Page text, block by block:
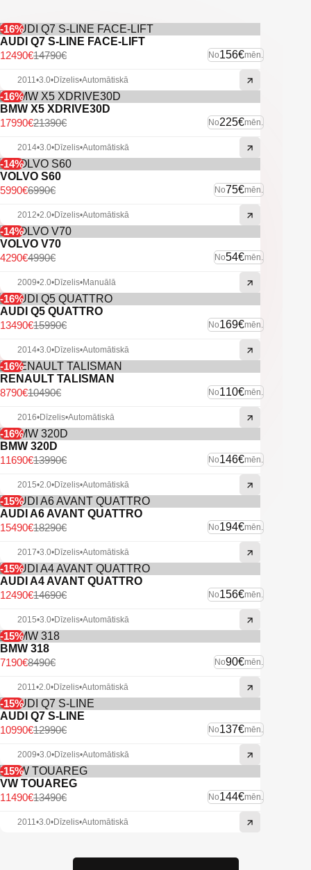
-Navigācija.
-Bluetooth savienojamība.
-Aizm. parkošanās sensori.
-Automātiskās tuvās gaismas.
-Miglas lukturi.
-Vieglmetāla diski.
-Sakabes āķis.
-U.C. ekstras.
-16%
AUDI Q7 S-LINE FACE-LIFT
No156€mēn.
14790€
12490€
2011•3.0•Dīzelis•Automātiskā
-16%
BMW X5 XDRIVE30D
No225€mēn.
21390€
17990€
2014•3.0•Dīzelis•Automātiskā
-14%
VOLVO S60
No75€mēn.
6990€
5990€
2012•2.0•Dīzelis•Automātiskā
-14%
VOLVO V70
No54€mēn.
4990€
4290€
2009•2.0•Dīzelis•Manuālā
-16%
AUDI Q5 QUATTRO
No169€mēn.
15990€
13490€
2014•3.0•Dīzelis•Automātiskā
-16%
RENAULT TALISMAN
No110€mēn.
10490€
8790€
2016•Dīzelis•Automātiskā
-16%
BMW 320D
No146€mēn.
13990€
11690€
2015•2.0•Dīzelis•Automātiskā
-15%
AUDI A6 AVANT QUATTRO
No194€mēn.
18290€
15490€
2017•3.0•Dīzelis•Automātiskā
-15%
AUDI A4 AVANT QUATTRO
No156€mēn.
14690€
12490€
2015•3.0•Dīzelis•Automātiskā
-15%
BMW 318
No90€mēn.
8490€
7190€
2011•2.0•Dīzelis•Automātiskā
-15%
AUDI Q7 S-LINE
No137€mēn.
12990€
10990€
2009•3.0•Dīzelis•Automātiskā
-15%
VW TOUAREG
No144€mēn.
13490€
11490€
2011•3.0•Dīzelis•Automātiskā